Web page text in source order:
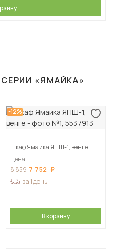
«ЯМАЙКА»
-12%
Шкаф Ямайка ЯПШ-1, венге
Цена
8 859 7 752
за 1 день
В корзину